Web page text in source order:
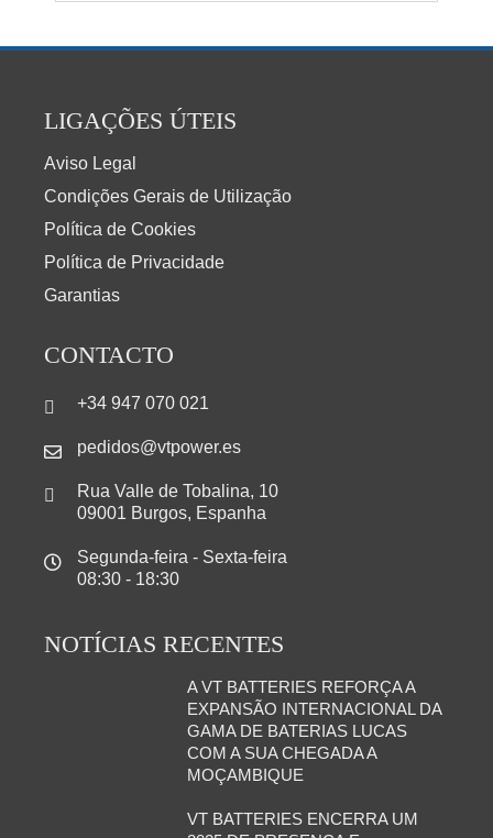
LIGAÇÕES ÚTEIS
Aviso Legal
Condições Gerais de Utilização
Política de Cookies
Política de Privacidade
Garantias
CONTACTO
+34 947 070 021
pedidos@vtpower.es
Rua Valle de Tobalina, 10
09001 Burgos, Espanha
Segunda-feira - Sexta-feira
08:30 - 18:30
NOTÍCIAS RECENTES
A VT BATTERIES REFORÇA A
EXPANSÃO INTERNACIONAL DA
GAMA DE BATERIAS LUCAS
COM A SUA CHEGADA A
MOÇAMBIQUE
VT BATTERIES ENCERRA UM